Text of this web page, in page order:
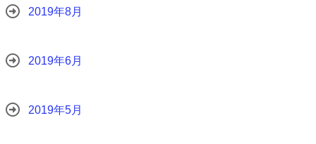
2019年8月
2019年6月
2019年5月